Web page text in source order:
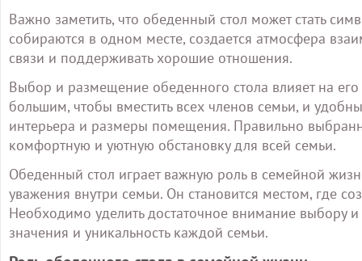
Важно заметить, что обеденный стол может стать
собираются в одном месте, создается атмосфера
связи и поддерживать хорошие отношения.
Выбор и размещение обеденного стола влияет на
большим, чтобы вместить всех членов семьи, и
интерьера и размеры помещения. Правильно
комфортную и уютную обстановку для всей семьи.
Обеденный стол играет важную роль в семейной
уважения внутри семьи. Он становится местом, где
Необходимо уделить достаточное внимание выбору
значения и уникальность каждой семьи.